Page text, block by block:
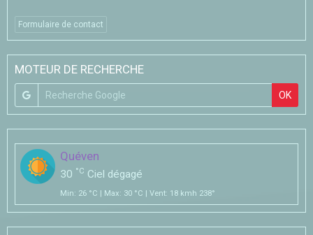
Formulaire de contact
MOTEUR DE RECHERCHE
OK
Quéven
30 °C Ciel dégagé
Min: 26 °C | Max: 30 °C | Vent: 18 kmh 238°